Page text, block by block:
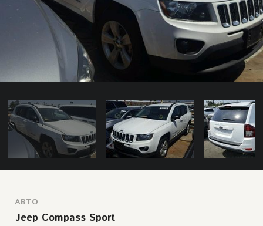
АВТО
Jeep Compass Sport